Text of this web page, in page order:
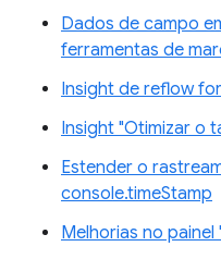
Dados de campo
ferramentas de
Insight de reflow
Insight "Otimizar o
Estender o
console.timeStamp
Melhorias no painel